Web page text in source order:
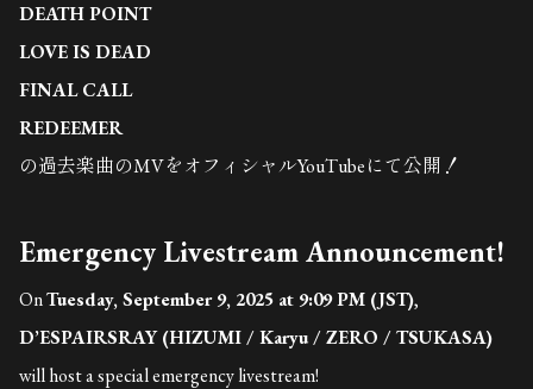
DEATH POINT
LOVE IS DEAD
FINAL CALL
REDEEMER
の過去楽曲のMVをオフィシャルYouTubeにて公開！
Emergency Livestream Announcement!
OnTuesday, September 9, 2025 at 9:09 PM (JST),
D’ESPAIRSRAY (HIZUMI / Karyu / ZERO / TSUKASA)
will host a special emergency livestream!